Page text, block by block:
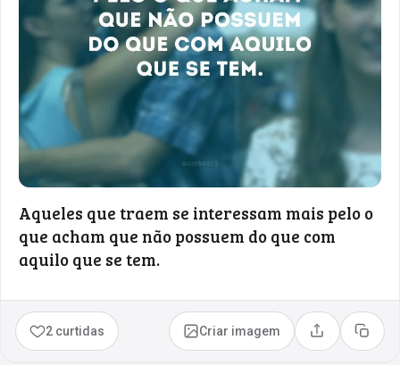
Aqueles que traem se interessam mais pelo o
que acham que não possuem do que com
aquilo que se tem.
2 curtidas Criar imagem Compartilhar
Copiar